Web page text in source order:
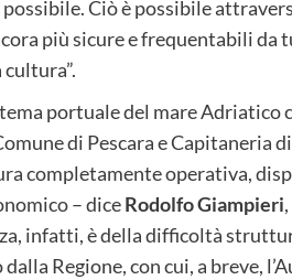
Ciò è possibile
più sicure e frequentabili da
portuale del mare
di Pescara e
completamente operativa,
– diceRodolfo Giampieri
infatti, è della difficoltà
dalla Regione, con cui, a breve,